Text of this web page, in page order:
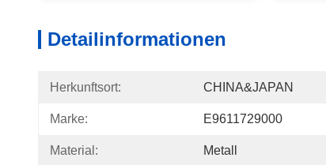
Detailinformationen
Herkunftsort: CHINA&JAPAN
Marke: E9611729000
Material: Metall